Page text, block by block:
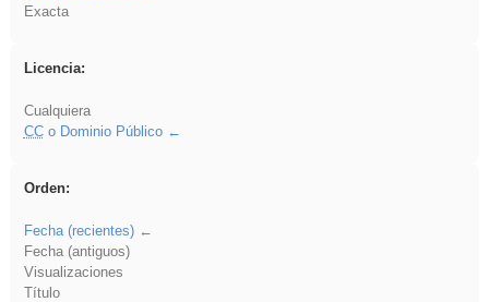
Exacta
Licencia:
Cualquiera
CCo Dominio Público
Orden:
Fecha (recientes)
Fecha (antiguos)
Visualizaciones
Título